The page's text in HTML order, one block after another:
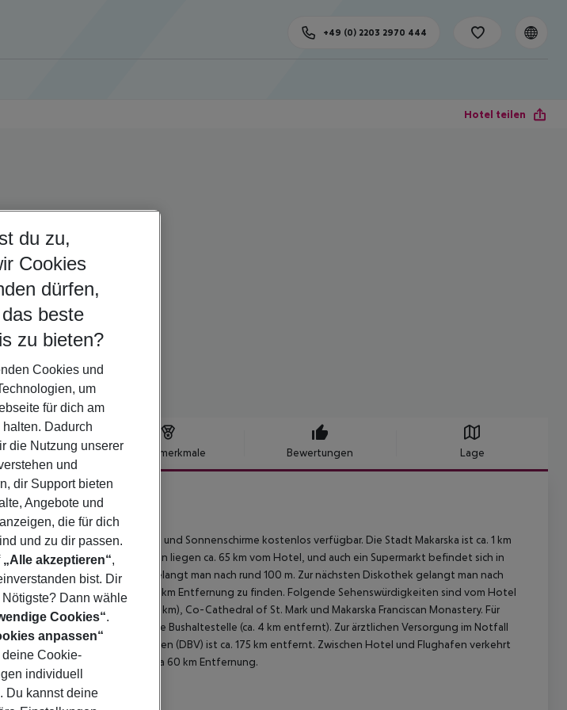
+49 (0) 2203 2970 444
Hotel teilen
Hotelmerkmale Bewertungen Lage
Am Strand sind Sonnenliegen und Sonnenschirme kostenlos verfügbar. Die Stadt Makarska ist ca. 1 km
150 km). Einkaufsmöglichkeiten liegen ca. 65 km vom Hotel, und auch ein Supermarkt befindet sich in
Bars und Restaurants gelangt man nach rund 100 m. Zur nächsten Diskothek gelangt man nach
wie ein Kino sind in ca. 4 km Entfernung zu finden. Folgende Sehenswürdigkeiten sind vom Hotel
Makarska Riva Promenade (ca. 3 km), Co-Cathedral of St. Mark und Makarska Franciscan Monastery. Für
Mietwagen-Verleih auch eine Bushaltestelle (ca. 4 km entfernt). Zur ärztlichen Versorgung im Notfall
65 km Entfernung. Der Flughafen (DBV) ist ca. 175 km entfernt. Zwischen Hotel und Flughafen verkehrt
Flughafen (SPU) liegt in etwa 60 km Entfernung.
du zu,
Cookies
dürfen,
beste
zu bieten?
Cookies und
um
für dich am
halten. Dadurch
die Nutzung unserer
und
dir Support bieten
Angebote und
die für dich
und zu dir passen.
„Alle akzeptieren“,
bist. Dir
Nötigste? Dann wähle
Cookies“.
anpassen“
deine Cookie-
individuell
Du kannst deine